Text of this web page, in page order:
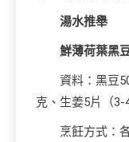
湯水推舉
鮮薄荷葉黑
資料：黑豆
克、生姜5片（3-
烹飪方式：